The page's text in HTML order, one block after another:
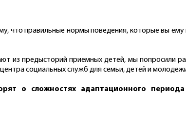
что правильные нормы поведения, которые вы
из предысторий приемных детей, мы попросили
социальных служб для семьи, детей и
о сложностях адаптационного